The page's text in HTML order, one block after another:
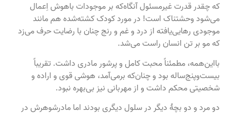
که چقدر قدرت غیرمسئول آنگاه‌که بر موجودات باهوش اِعمال
می‌شود وحشتناک است! در مورد کودک کشته‌شده هم مانند
موجودی رهایی‌یافته از درد و غم و رنج چنان با رضایت حرف می‌زد
که مو بر تن انسان راست می‌شد.
بااین‌همه، مطمئناً محبت کامل و پرشور مادری داشت. تقریباً
بیست‌وپنج‌ساله بود و چنان‌که برمی‌آمد، هوشی قوی و اراده و
شخصیتی محکم داشت و از مهربانی نیز بی‌بهره نبود.
دو مرد و دو بچۀ دیگر در سلول دیگری بودند اما مادرشوهرش در